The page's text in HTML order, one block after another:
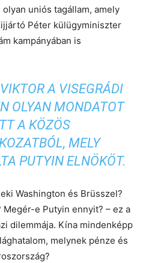
uniós tagállam, amely
Péter külügyminiszter
kampányában is
A VISEGRÁDI
OLYAN MONDATOT
A KÖZÖS
MELY
PUTYIN ELNÖKÖT.
Washington és Brüsszel?
e Putyin ennyit? – ez a
dilemmája. Kína mindenképp
melynek pénze és